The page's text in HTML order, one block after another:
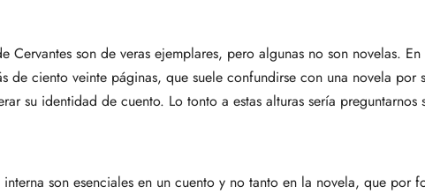
Cervantes son de veras ejemplares, pero algunas no son novelas.
de ciento veinte páginas, que suele confundirse con una novela
su identidad de cuento. Lo tonto a estas alturas sería
son esenciales en un cuento y no tanto en la novela, que por